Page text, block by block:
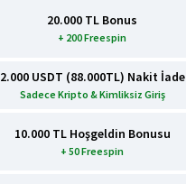
20.000 TL Bonus
+ 200 Freespin
2.000 USDT (88.000TL) Nakit İade
Sadece Kripto & Kimliksiz Giriş
10.000 TL Hoşgeldin Bonusu
+ 50 Freespin